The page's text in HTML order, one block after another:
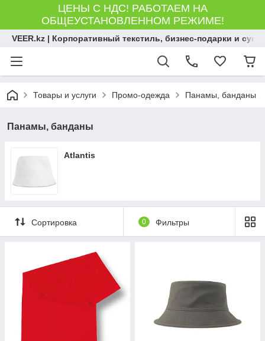
ЦЕНЫ С НДС! РАБОТАЕМ НА
ОБЩЕУСТАНОВЛЕННОМ РЕЖИМЕ!
VEER.kz | Корпоративный текстиль, бизнес-подарки и
Товары и услуги Промо-одежда Панамы, банданы
Панамы, банданы
Atlantis
Сортировка 0 Фильтры